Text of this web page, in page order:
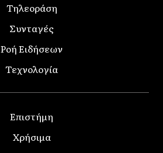
Τηλεοράση
Συνταγές
Ροή Ειδήσεων
Τεχνολογία
Επιστήμη
Χρήσιμα